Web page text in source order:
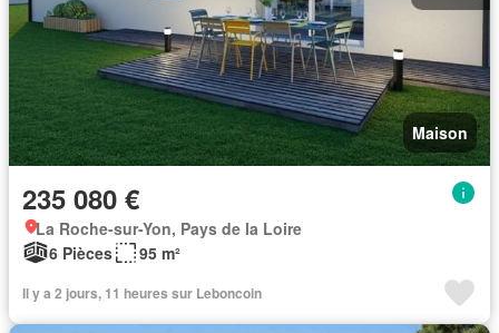
Maison
235 080 €
La Roche-sur-Yon, Pays de la Loire
6 Pièces
95 m²
Il y a 2 jours, 11 heures sur Leboncoin